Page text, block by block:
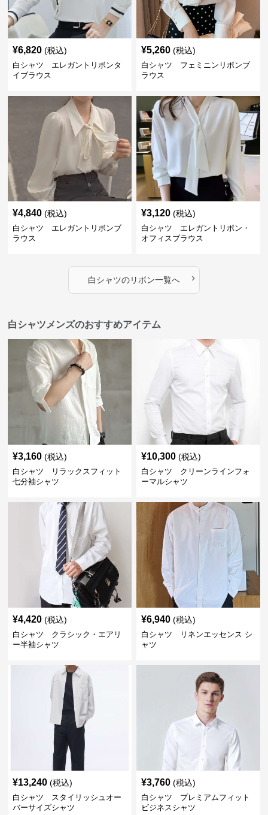
¥6,820 (税込)
白シャツ エレガントリボンタ
イブラウス
¥5,260 (税込)
白シャツ フェミニンリボンブ
ラウス
¥4,840 (税込)
白シャツ エレガントリボンブ
ラウス
¥3,120 (税込)
白シャツ エレガントリボン・
オフィスブラウス
白シャツのリボン一覧へ ›
白シャツメンズのおすすめアイテム
¥3,160 (税込)
白シャツ リラックスフィット
七分袖シャツ
¥10,300 (税込)
白シャツ クリーンラインフォ
ーマルシャツ
¥4,420 (税込)
白シャツ クラシック・エアリ
ー半袖シャツ
¥6,940 (税込)
白シャツ リネンエッセンス シ
ャツ
¥13,240 (税込)
白シャツ スタイリッシュオー
バーサイズシャツ
¥3,760 (税込)
白シャツ プレミアムフィット
ビジネスシャツ